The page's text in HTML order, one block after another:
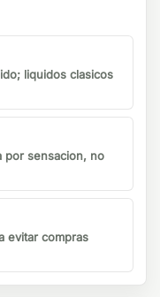
liquidos clasicos
por sensacion, no
evitar compras